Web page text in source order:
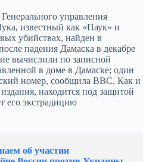
управления
известный как «Паук» и
убийствах, найден в
падения Дамаска в декабре
вычислили по записной
в доме в Дамаске; один
номер, сообщила BBC. Как и
находится под защитой
его экстрадицию
об участии